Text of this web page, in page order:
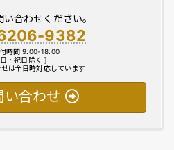
合わせください。
9382
時間 9:00-18:00
・祝日除く ]
は全日時対応しています
い合わせ